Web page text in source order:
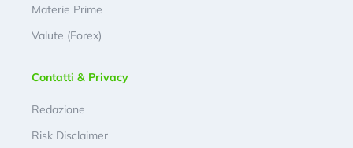
Materie Prime
Valute (Forex)
Contatti & Privacy
Redazione
Risk Disclaimer